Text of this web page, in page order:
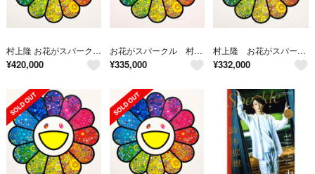
村上隆 お花がスパークル 版画 ED100 版画
¥420,000
お花がスパークル 村上隆
¥335,000
村上隆 お花がスパークル！
¥332,000